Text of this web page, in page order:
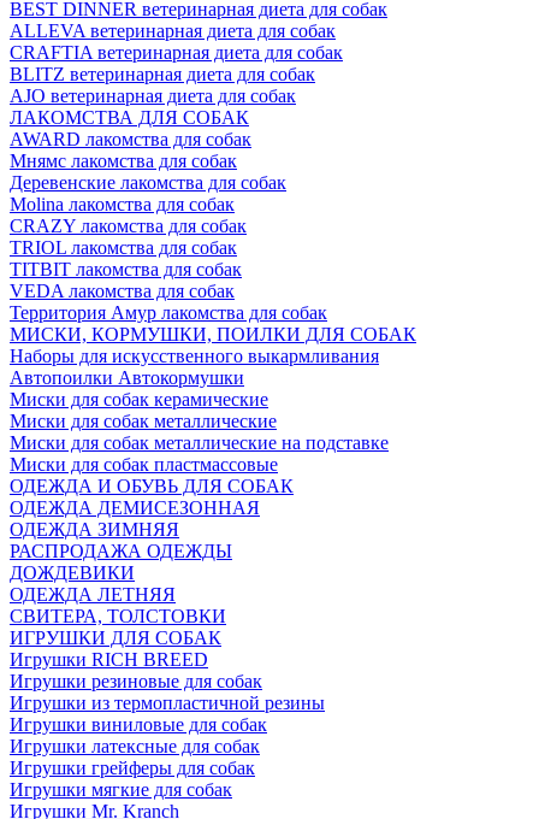
BEST DINNER ветеринарная диета для собак
ALLEVA ветеринарная диета для собак
CRAFTIA ветеринарная диета для собак
BLITZ ветеринарная диета для собак
AJO ветеринарная диета для собак
ЛАКОМСТВА ДЛЯ СОБАК
AWARD лакомства для собак
Мнямс лакомства для собак
Деревенские лакомства для собак
Molina лакомства для собак
CRAZY лакомства для собак
TRIOL лакомства для собак
TITBIT лакомства для собак
VEDA лакомства для собак
Территория Амур лакомства для собак
МИСКИ, КОРМУШКИ, ПОИЛКИ ДЛЯ СОБАК
Наборы для искусственного выкармливания
Автопоилки Автокормушки
Миски для собак керамические
Миски для собак металлические
Миски для собак металлические на подставке
Миски для собак пластмассовые
ОДЕЖДА И ОБУВЬ ДЛЯ СОБАК
ОДЕЖДА ДЕМИСЕЗОННАЯ
ОДЕЖДА ЗИМНЯЯ
РАСПРОДАЖА ОДЕЖДЫ
ДОЖДЕВИКИ
ОДЕЖДА ЛЕТНЯЯ
СВИТЕРА, ТОЛСТОВКИ
ИГРУШКИ ДЛЯ СОБАК
Игрушки RICH BREED
Игрушки резиновые для собак
Игрушки из термопластичной резины
Игрушки виниловые для собак
Игрушки латексные для собак
Игрушки грейферы для собак
Игрушки мягкие для собак
Игрушки Mr. Kranch